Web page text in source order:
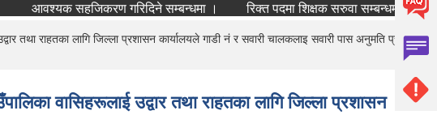
आवश्यक सहजिकरण गरिदिने सम्बन्धमा । रिक्त पदमा शिक्षक सरुवा सम्बन्धमा सूचना ।
तथा राहतका लागि जिल्ला प्रशासन कार्यालयले गाडी नं र सवारी चालकलाइ सवारी पास अनुमति प्रदान
वासिहरूलाई उद्वार तथा राहतका लागि जिल्ला प्रशासन